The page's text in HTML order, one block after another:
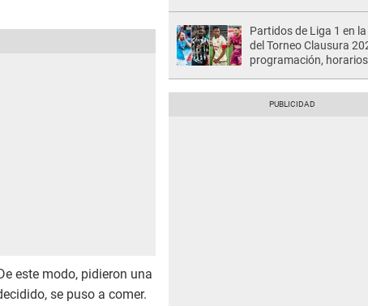
este modo, pidieron una
se puso a comer.
Partidos de Liga 1 en
del Torneo Clausura
programación,